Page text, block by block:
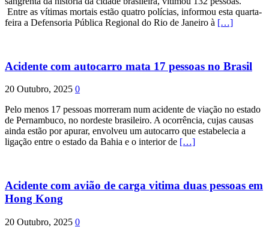
Entre as vítimas mortais estão quatro polícias, informou esta quarta-
feira a Defensoria Pública Regional do Rio de Janeiro à […]
Acidente com autocarro mata 17 pessoas no Brasil
20 Outubro, 2025 0
Pelo menos 17 pessoas morreram num acidente de viação no estado
de Pernambuco, no nordeste brasileiro. A ocorrência, cujas causas
ainda estão por apurar, envolveu um autocarro que estabelecia a
ligação entre o estado da Bahia e o interior de […]
Acidente com avião de carga vitima duas pessoas em
Hong Kong
20 Outubro, 2025 0